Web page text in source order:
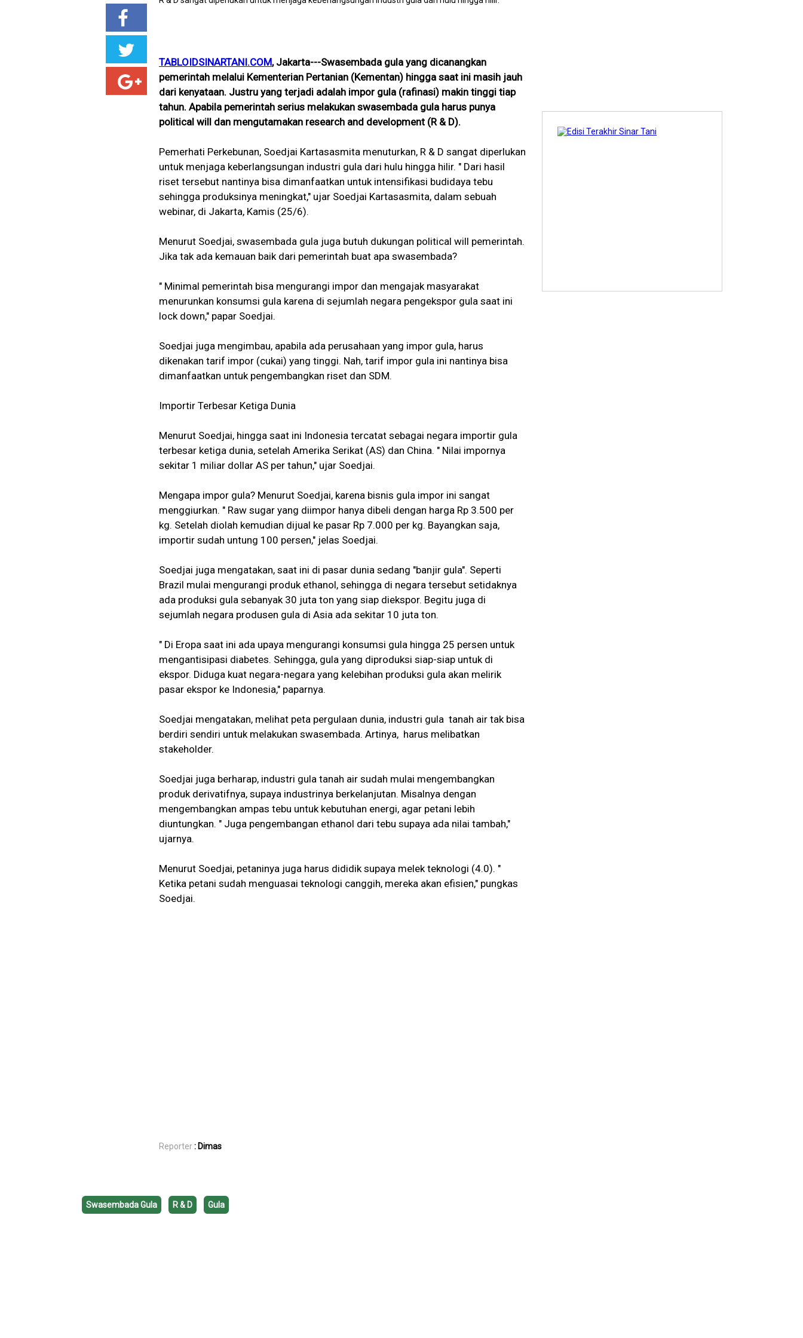
TABLOIDSINARTANI.COM, Jakarta---Swasembada gula yang dicanangkan
pemerintah melalui Kementerian Pertanian (Kementan) hingga saat ini masih jauh
dari kenyataan. Justru yang terjadi adalah impor gula (rafinasi) makin tinggi tiap
tahun. Apabila pemerintah serius melakukan swasembada gula harus punya
political will dan mengutamakan research and development (R & D).
Pemerhati Perkebunan, Soedjai Kartasasmita menuturkan, R & D sangat diperlukan
untuk menjaga keberlangsungan industri gula dari hulu hingga hilir. " Dari hasil
riset tersebut nantinya bisa dimanfaatkan untuk intensifikasi budidaya tebu
sehingga produksinya meningkat," ujar Soedjai Kartasasmita, dalam sebuah
webinar, di Jakarta, Kamis (25/6).
Menurut Soedjai, swasembada gula juga butuh dukungan political will pemerintah.
Jika tak ada kemauan baik dari pemerintah buat apa swasembada?
" Minimal pemerintah bisa mengurangi impor dan mengajak masyarakat
menurunkan konsumsi gula karena di sejumlah negara pengekspor gula saat ini
lock down," papar Soedjai.
Soedjai juga mengimbau, apabila ada perusahaan yang impor gula, harus
dikenakan tarif impor (cukai) yang tinggi. Nah, tarif impor gula ini nantinya bisa
dimanfaatkan untuk pengembangkan riset dan SDM.
Importir Terbesar Ketiga Dunia
Menurut Soedjai, hingga saat ini Indonesia tercatat sebagai negara importir gula
terbesar ketiga dunia, setelah Amerika Serikat (AS) dan China. " Nilai impornya
sekitar 1 miliar dollar AS per tahun," ujar Soedjai.
Mengapa impor gula? Menurut Soedjai, karena bisnis gula impor ini sangat
menggiurkan. " Raw sugar yang diimpor hanya dibeli dengan harga Rp 3.500 per
kg. Setelah diolah kemudian dijual ke pasar Rp 7.000 per kg. Bayangkan saja,
importir sudah untung 100 persen," jelas Soedjai.
Soedjai juga mengatakan, saat ini di pasar dunia sedang "banjir gula". Seperti
Brazil mulai mengurangi produk ethanol, sehingga di negara tersebut setidaknya
ada produksi gula sebanyak 30 juta ton yang siap diekspor. Begitu juga di
sejumlah negara produsen gula di Asia ada sekitar 10 juta ton.
" Di Eropa saat ini ada upaya mengurangi konsumsi gula hingga 25 persen untuk
mengantisipasi diabetes. Sehingga, gula yang diproduksi siap-siap untuk di
ekspor. Diduga kuat negara-negara yang kelebihan produksi gula akan melirik
pasar ekspor ke Indonesia," paparnya.
Soedjai mengatakan, melihat peta pergulaan dunia, industri gula tanah air tak bisa
berdiri sendiri untuk melakukan swasembada. Artinya, harus melibatkan
stakeholder.
Soedjai juga berharap, industri gula tanah air sudah mulai mengembangkan
produk derivatifnya, supaya industrinya berkelanjutan. Misalnya dengan
mengembangkan ampas tebu untuk kebutuhan energi, agar petani lebih
diuntungkan. " Juga pengembangan ethanol dari tebu supaya ada nilai tambah,"
ujarnya.
Menurut Soedjai, petaninya juga harus dididik supaya melek teknologi (4.0). "
Ketika petani sudah menguasai teknologi canggih, mereka akan efisien," pungkas
Soedjai.
Reporter: Dimas
Swasembada Gula R & D Gula